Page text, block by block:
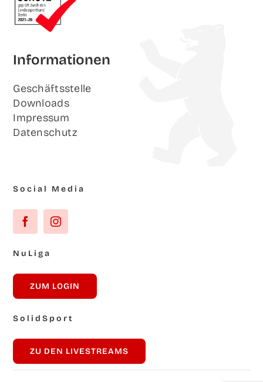
Infor­ma­tio­nen
Geschäfts­stel­le
Down­loads
Impres­sum
Daten­schutz
Social Media
NuLi­ga
ZUM LOG­IN
Solid­Sport
ZU DEN LIVESTREAMS